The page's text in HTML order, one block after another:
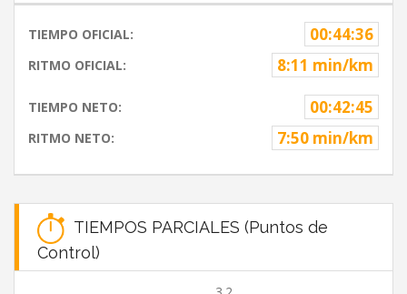
TIEMPO OFICIAL: 00:44:36
RITMO OFICIAL: 8:11 min/km
TIEMPO NETO: 00:42:45
RITMO NETO: 7:50 min/km
TIEMPOS PARCIALES (Puntos de
Control)